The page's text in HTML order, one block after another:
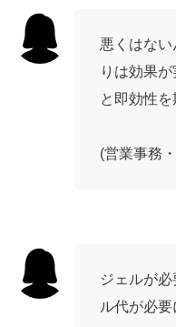
悪くはな
りは効果
と即効性を
(営業事務
ジェルが
ル代が必要